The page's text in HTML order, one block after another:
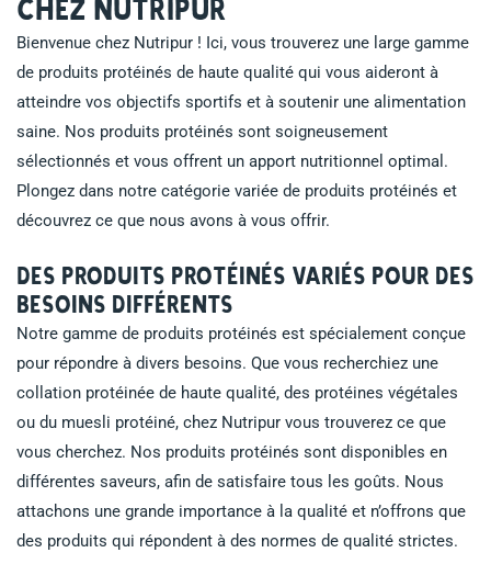
chez Nutripur
Bienvenue chez Nutripur ! Ici, vous trouverez une large gamme
de produits protéinés de haute qualité qui vous aideront à
atteindre vos objectifs sportifs et à soutenir une alimentation
saine. Nos produits protéinés sont soigneusement
sélectionnés et vous offrent un apport nutritionnel optimal.
Plongez dans notre catégorie variée de produits protéinés et
découvrez ce que nous avons à vous offrir.
Des produits protéinés variés pour des
besoins différents
Notre gamme de produits protéinés est spécialement conçue
pour répondre à divers besoins. Que vous recherchiez une
collation protéinée de haute qualité, des protéines végétales
ou du muesli protéiné, chez Nutripur vous trouverez ce que
vous cherchez. Nos produits protéinés sont disponibles en
différentes saveurs, afin de satisfaire tous les goûts. Nous
attachons une grande importance à la qualité et n’offrons que
des produits qui répondent à des normes de qualité strictes.